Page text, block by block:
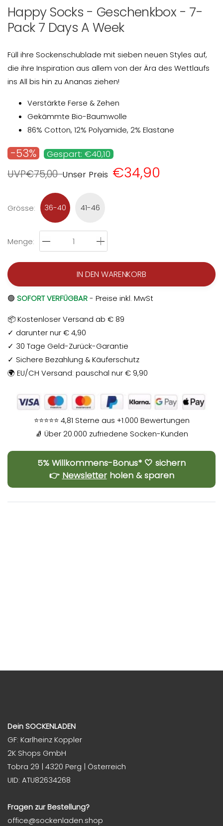
Happy Socks - Geschenkbox - 7-
Pack 7 Days A Week
Füll ihre Sockenschublade mit sieben neuen Styles auf,
die ihre Inspiration aus allem von der Ära des Wettlaufs
ins All bis hin zu Ananas ziehen!
Verstärkte Ferse & Zehen
Gekämmte Bio-Baumwolle
86% Cotton, 12% Polyamide, 2% Elastane
-53% Gespart: €40,10
UVP€75,00Unser Preis €34,90
Grösse: 36-40 41-46
Menge:
IN DEN WARENKORB
🟢 SOFORT VERFÜGBAR- Preise inkl. MwSt
📦 Kostenloser Versand ab € 89
✓ darunter nur € 4,90
✓ 30 Tage Geld-Zurück-Garantie
✓ Sichere Bezahlung & Käuferschutz
🌍 EU/CH Versand: pauschal nur € 9,90
⭐⭐⭐⭐⭐ 4,81 Sterne aus +1.000 Bewertungen
🧦 Über 20.000 zufriedene Socken-Kunden
5% Willkommens-Bonus* 🤍 sichern
👉 Newsletterholen & sparen
Dein SOCKENLADEN
GF: Karlheinz Koppler
2K Shops GmbH
Tobra 29 | 4320 Perg | Österreich
UID: ATU82634268
Fragen zur Bestellung?
office@sockenladen.shop